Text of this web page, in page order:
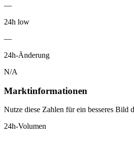
—
24h low
—
24h-Änderung
N/A
Marktinformationen
Nutze diese Zahlen für ein besseres Bild
24h-Volumen